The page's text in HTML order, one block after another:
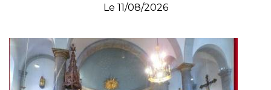
Le 11/08/2026